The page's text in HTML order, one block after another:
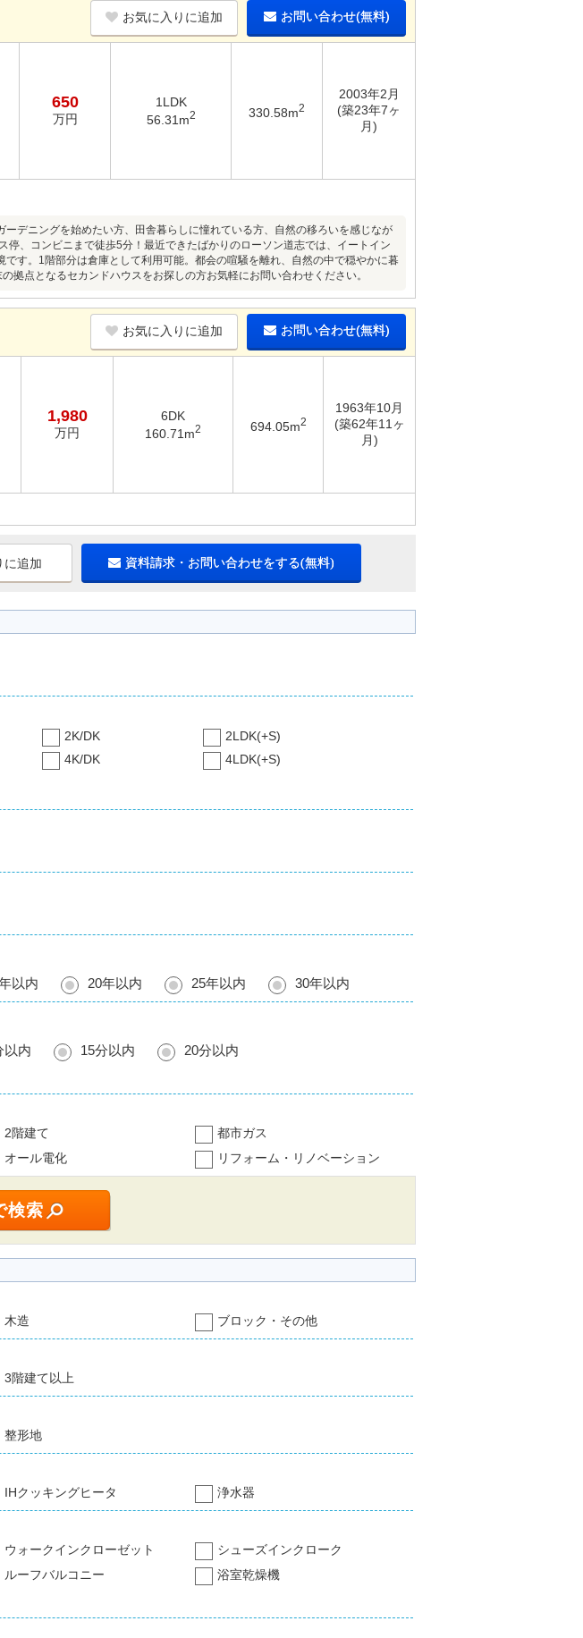
お気に入りに追加 お問い合わせ(無料)
650
万円
1LDK
56.31m2 330.58m2
2003年2月
(築23年7ヶ
月)
デニングを始めたい方、田舎暮らしに憧れている方、自然の移ろいを感じなが
停、コンビニまで徒歩5分！最近できたばかりのローソン道志では、イートイン
す。1階部分は倉庫として利用可能。都会の喧騒を離れ、自然の中で穏やかに暮
拠点となるセカンドハウスをお探しの方お気軽にお問い合わせください。
お気に入りに追加 お問い合わせ(無料)
1,980
万円
6DK
160.71m2 694.05m2
1963年10月
(築62年11ヶ
月)
に追加 資料請求・お問い合わせをする(無料)
2K/DK
2LDK(+S)
4K/DK
4LDK(+S)
以内 20年以内 25年以内 30年以内
以内 15分以内 20分以内
2階建て
都市ガス
オール電化 リフォーム・リノベーション
木造 ブロック・その他
3階建て以上
整形地
IHクッキングヒータ 浄水器
ウォークインクローゼット
シューズインクローク
ルーフバルコニー
浴室乾燥機